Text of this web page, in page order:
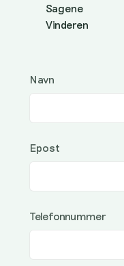
Sagene
Vinderen
Navn
Epost
Telefonnummer